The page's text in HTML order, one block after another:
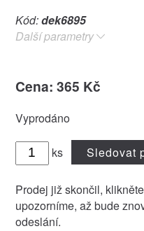
Kód:dek6895
Další parametry
Cena: 365 Kč
Vyprodáno
ks Sledovat
Prodej již skončil,
upozorníme, až bude
odeslání.